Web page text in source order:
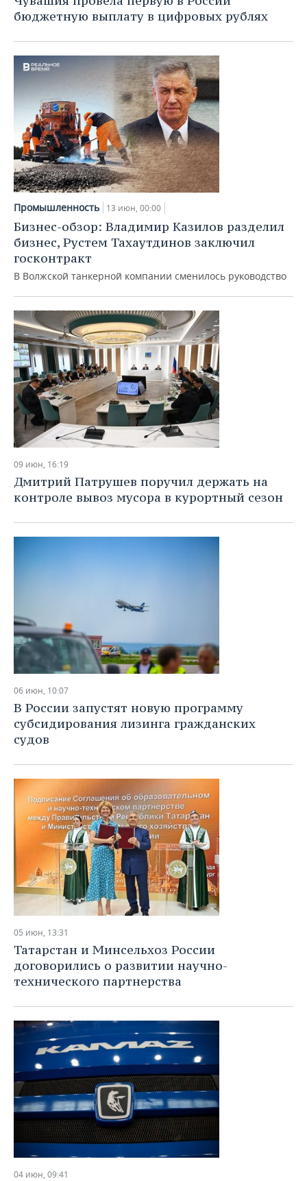
бюджетную выплату в цифровых рублях
Промышленность 13 июн, 00:00
Бизнес-обзор: Владимир Казилов разделил
бизнес, Рустем Тахаутдинов заключил
госконтракт
В Волжской танкерной компании сменилось руководство
09 июн, 16:19
Дмитрий Патрушев поручил держать на
контроле вывоз мусора в курортный сезон
06 июн, 10:07
В России запустят новую программу
субсидирования лизинга гражданских
судов
05 июн, 13:31
Татарстан и Минсельхоз России
договорились о развитии научно-
технического партнерства
04 июн, 09:41